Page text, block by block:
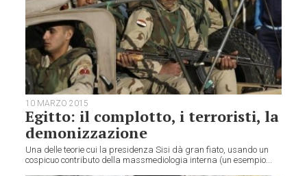
10 MARZO 2015
Egitto: il complotto, i terroristi, la
demonizzazione
Una delle teorie cui la presidenza Sisi dà gran fiato, usando un
cospicuo contributo della massmediologia interna (un esempio...